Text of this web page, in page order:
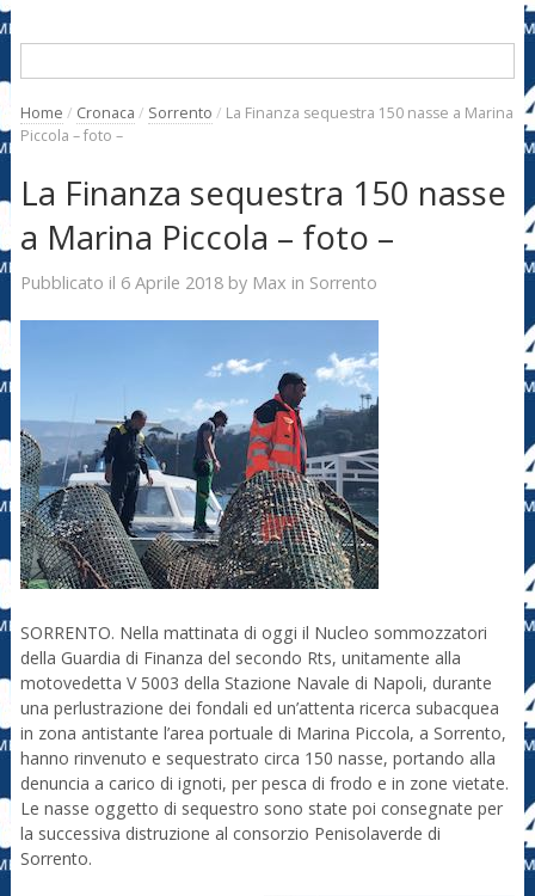
Home / Cronaca / Sorrento / La Finanza sequestra 150 nasse a Marina
Piccola – foto –
La Finanza sequestra 150 nasse
a Marina Piccola – foto –
Pubblicato il 6 Aprile 2018by Max in Sorrento
SORRENTO. Nella mattinata di oggi il Nucleo sommozzatori
della Guardia di Finanza del secondo Rts, unitamente alla
motovedetta V 5003 della Stazione Navale di Napoli, durante
una perlustrazione dei fondali ed un’attenta ricerca subacquea
in zona antistante l’area portuale di Marina Piccola, a Sorrento,
hanno rinvenuto e sequestrato circa 150 nasse, portando alla
denuncia a carico di ignoti, per pesca di frodo e in zone vietate.
Le nasse oggetto di sequestro sono state poi consegnate per
la successiva distruzione al consorzio Penisolaverde di
Sorrento.